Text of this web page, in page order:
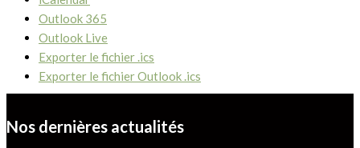
Outlook 365
Outlook Live
Exporter le fichier .ics
Exporter le fichier Outlook .ics
Nos dernières actualités